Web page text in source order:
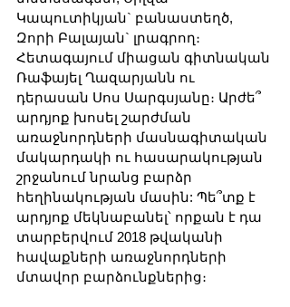
Կապուտիկյան` բանաստեղծ,
Զորի Բալայան` լրագրող։
Հետագայում միացան գիտնական
Ռաֆայել Ղազարյանն ու
դերասան Սոս Սարգսյանը։ Արժե՞
արդյոք խոսել շարժման
առաջնորդների մասնագիտական
մակարդակի ու հասարակության
շրջանում նրանց բարձր
հեղինակության մասին: Պե՞տք է
արդյոք մեկնաբանել՝ որքան է դա
տարբերվում 2018 թվականի
հավաքների առաջնորդների
մտավոր բարձունքներից։